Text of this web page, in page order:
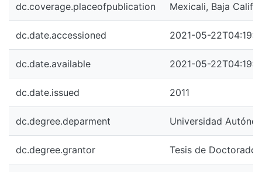
dc.coverage.placeofpublication Mexicali, Baja
dc.date.accessioned 2021-05-
dc.date.available 2021-05-
dc.date.issued 2011
dc.degree.deparment Universidad
dc.degree.grantor Tesis de Doctorado